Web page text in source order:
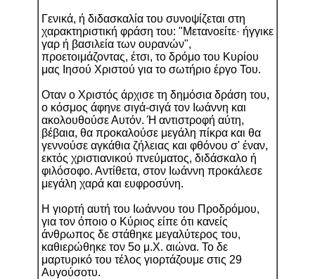
Γενικά, ή διδασκαλία του συνοψίζεται στη
χαρακτηριστική φράση του: "Μετανοείτε· ήγγικε
γαρ ή βασιλεία των ουρανών",
προετοιμάζοντας, έτσι, το δρόμο του Κυρίου
μας Ιησού Χριστού για το σωτήριο έργο Του.
Οταν ο Χριστός άρχισε τη δημόσια δράση του,
ο κόσμος άφηνε σιγά-σιγά τον Ιωάννη και
ακολουθούσε Αυτόν. Ή αντιστροφή αύτη,
βέβαια, θα προκαλούσε μεγάλη πίκρα και θα
γεννούσε αγκάθια ζήλειας και φθόνου σ' έναν,
εκτός χριστιανικού πνεύματος, διδάσκαλο ή
φιλόσοφο. Αντίθετα, στον Ιωάννη προκάλεσε
μεγάλη χαρά και ευφροσύνη.
Η γιορτή αυτή του Ιωάννου του Προδρόμου,
για τον όποιο ο Κύριος είπε ότι κανείς
άνθρωπος δε στάθηκε μεγαλύτερος του,
καθιερώθηκε τον 5ο μ.Χ. αιώνα. Το δε
μαρτυρικό του τέλος γιορτάζουμε στις 29
Αυγούσοτυ.